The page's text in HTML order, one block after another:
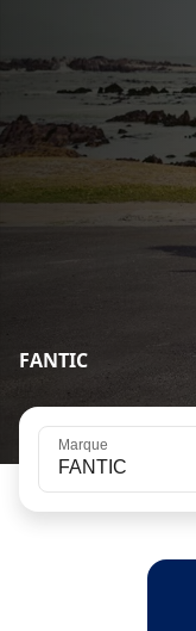
FANTIC
Marque
FANTIC